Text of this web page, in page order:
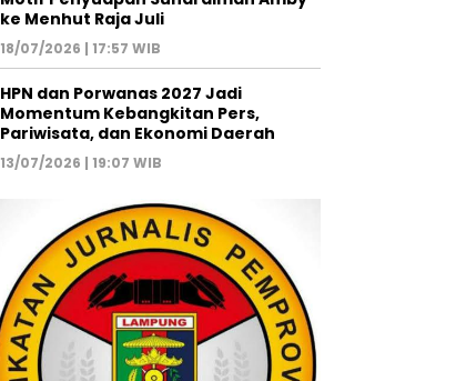
ke Menhut Raja Juli
18/07/2026 | 17:57 WIB
HPN dan Porwanas 2027 Jadi
Momentum Kebangkitan Pers,
Pariwisata, dan Ekonomi Daerah
13/07/2026 | 19:07 WIB